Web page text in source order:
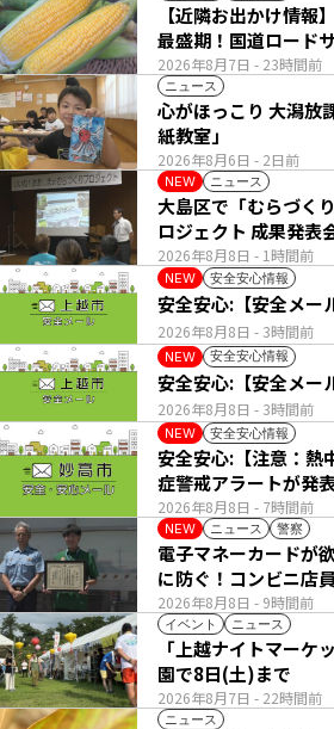
2026年8月7日 - 23時間前
【近隣お出かけ情報
最盛期！国道ロード
い列
ニュース
2026年8月6日 - 2日前
心がほっこり 大潟放
紙教室」
NEW ニュース
2026年8月8日 - 1時間前
大島区で「むらづく
ロジェクト 成果発表
NEW 安全安心情報
2026年8月8日 - 3時間前
安全安心:【安全メー
NEW 安全安心情報
2026年8月8日 - 3時間前
安全安心:【安全メー
NEW 安全安心情報
2026年8月8日 - 7時間前
安全安心:【注意：熱
症警戒アラートが発
NEW ニュース 警察
2026年8月8日 - 9時間前
電子マネーカードが
に防ぐ！コンビニ店
イベント ニュース
2026年8月7日 - 22時間前
「上越ナイトマーケ
園で8日(土)まで
ニュース